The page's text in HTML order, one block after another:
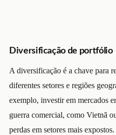
Diversificação de portfólio
A diversificação é a chave para
diferentes setores e regiões
exemplo, investir em mercados
guerra comercial, como Vietnã
perdas em setores mais expostos.